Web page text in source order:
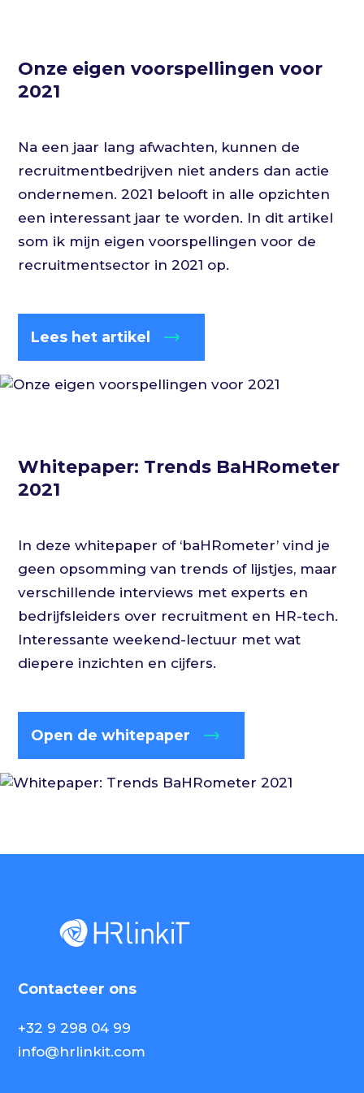
Onze eigen voorspellingen voor
2021
Na een jaar lang afwachten, kunnen de
recruitmentbedrijven niet anders dan actie
ondernemen. 2021 belooft in alle opzichten
een interessant jaar te worden. In dit artikel
som ik mijn eigen voorspellingen voor de
recruitmentsector in 2021 op.
Lees het artikel
Whitepaper: Trends BaHRometer
2021
In deze whitepaper of ‘baHRometer’ vind je
geen opsomming van trends of lijstjes, maar
verschillende interviews met experts en
bedrijfsleiders over recruitment en HR-tech.
Interessante weekend-lectuur met wat
diepere inzichten en cijfers.
Open de whitepaper
Contacteer ons
+32 9 298 04 99
info@hrlinkit.com